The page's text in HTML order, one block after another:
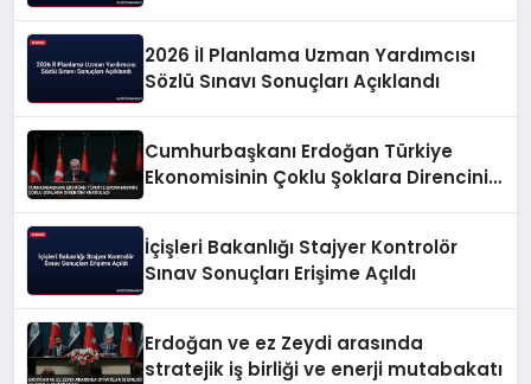
2026 İl Planlama Uzman Yardımcısı
Sözlü Sınavı Sonuçları Açıklandı
Cumhurbaşkanı Erdoğan Türkiye
Ekonomisinin Çoklu Şoklara Direncini
İçişleri Bakanlığı Stajyer Kontrolör
Sınav Sonuçları Erişime Açıldı
Erdoğan ve ez Zeydi arasında
stratejik iş birliği ve enerji mutabakatı